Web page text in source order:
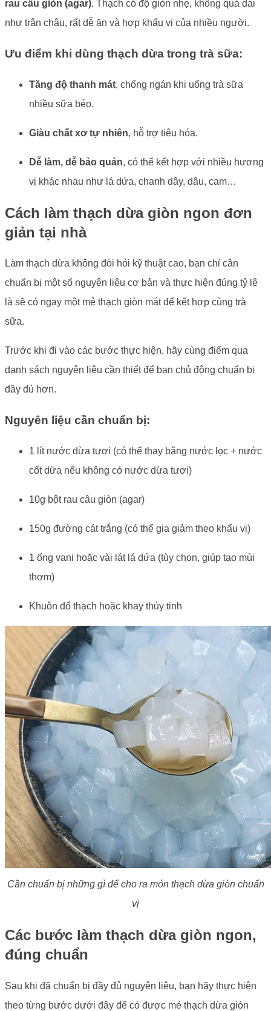
rau câu giòn (agar). Thạch có độ giòn nhẹ, không quá dai
như trân châu, rất dễ ăn và hợp khẩu vị của nhiều người.
Ưu điểm khi dùng thạch dừa trong trà sữa:
Tăng độ thanh mát, chống ngán khi uống trà sữa
nhiều sữa béo.
Giàu chất xơ tự nhiên, hỗ trợ tiêu hóa.
Dễ làm, dễ bảo quản, có thể kết hợp với nhiều hương
vị khác nhau như lá dứa, chanh dây, dâu, cam…
Cách làm thạch dừa giòn ngon đơn
giản tại nhà
Làm thạch dừa không đòi hỏi kỹ thuật cao, bạn chỉ cần
chuẩn bị một số nguyên liệu cơ bản và thực hiện đúng tỷ lệ
là sẽ có ngay một mẻ thạch giòn mát để kết hợp cùng trà
sữa.
Trước khi đi vào các bước thực hiện, hãy cùng điểm qua
danh sách nguyên liệu cần thiết để bạn chủ động chuẩn bị
đầy đủ hơn.
Nguyên liệu cần chuẩn bị:
1 lít nước dừa tươi (có thể thay bằng nước lọc + nước
cốt dừa nếu không có nước dừa tươi)
10g bột rau câu giòn (agar)
150g đường cát trắng (có thể gia giảm theo khẩu vị)
1 ống vani hoặc vài lát lá dứa (tùy chọn, giúp tạo mùi
thơm)
Khuôn đổ thạch hoặc khay thủy tinh
Cần chuẩn bị những gì để cho ra món thạch dừa giòn chuẩn
vị
Các bước làm thạch dừa giòn ngon,
đúng chuẩn
Sau khi đã chuẩn bị đầy đủ nguyên liệu, bạn hãy thực hiện
theo từng bước dưới đây để có được mẻ thạch dừa giòn